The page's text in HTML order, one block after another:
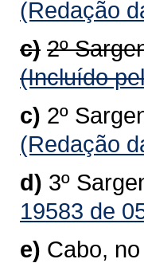
(Redação
c) 2º
(Incluído
c) 2º
(Redação
d) 3º
19583 de
e) Cabo,